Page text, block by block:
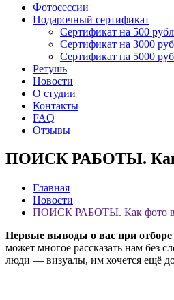
Фотосессии
Подарочный сертификат
Сертификат на 500
Сертификат на 3000
Сертификат на 5000
Ретушь
Новости
О студии
Контакты
FAQ
Отзывы
ПОИСК РАБОТЫ. Как
Главная
Новости
ПОИСК РАБОТЫ. Как фото в
Первые выводы о вас при отборе
может многое рассказать нам без
люди — визуалы, им хочется ещё до